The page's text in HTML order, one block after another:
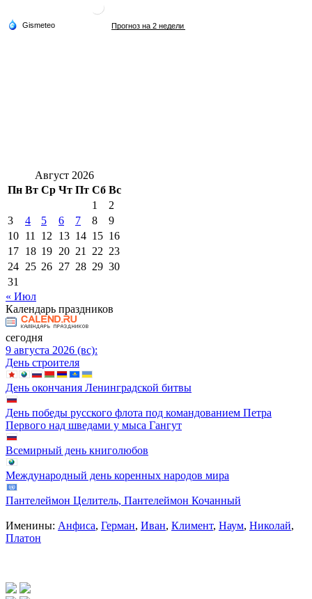
Август 2026
Пн Вт Ср Чт Пт Сб Вс
1
2
3
4 5 6 7 8
9
10 11 12 13 14 15 16
17 18 19 20 21 22 23
24 25 26 27 28 29 30
31
« Июл
Календарь праздников
сегодня
9 августа 2026 (вс):
День строителя
День окончания Ленинградской битвы
День победы русского флота под командованием Петра
Первого над шведами у мыса Гангут
Всемирный день книголюбов
Международный день коренных народов мира
Пантелеймон Целитель, Пантелеймон Кочанный
Именины: Анфиса, Герман, Иван, Климент, Наум, Николай,
Платон